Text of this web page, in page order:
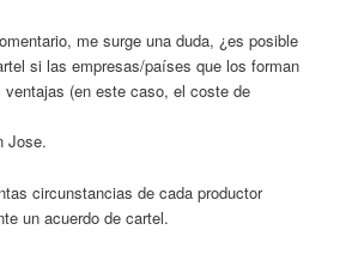
me surge una duda, ¿es posible
si las empresas/países que los forman
(en este caso, el coste de
Jose.
circunstancias de cada productor
un acuerdo de cartel.